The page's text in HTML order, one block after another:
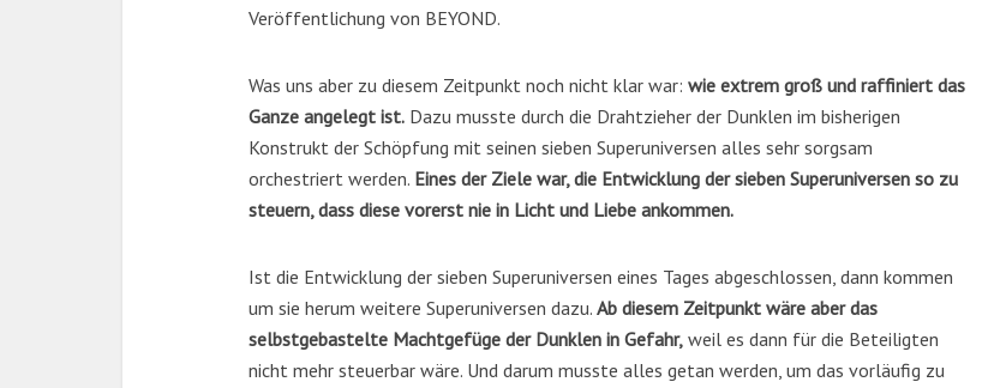
Veröffentlichung von BEYOND.
Was uns aber zu diesem Zeitpunkt noch nicht klar war: wie extrem groß und raffiniert das
Ganze angelegt ist. Dazu musste durch die Drahtzieher der Dunklen im bisherigen
Konstrukt der Schöpfung mit seinen sieben Superuniversen alles sehr sorgsam
orchestriert werden. Eines der Ziele war, die Entwicklung der sieben Superuniversen so zu
steuern, dass diese vorerst nie in Licht und Liebe ankommen.
Ist die Entwicklung der sieben Superuniversen eines Tages abgeschlossen, dann kommen
um sie herum weitere Superuniversen dazu. Ab diesem Zeitpunkt wäre aber das
selbstgebastelte Machtgefüge der Dunklen in Gefahr, weil es dann für die Beteiligten
nicht mehr steuerbar wäre. Und darum musste alles getan werden, um das vorläufig zu